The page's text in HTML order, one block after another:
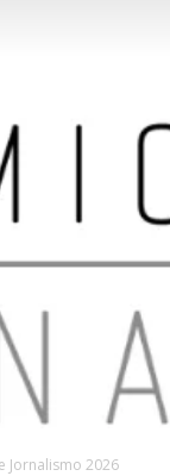
Jornalismo 2026